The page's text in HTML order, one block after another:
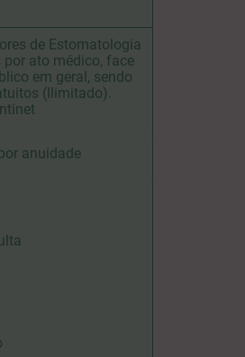
de Estomatologia
ato médico, face
em geral, sendo
(Ilimitado).
anuidade